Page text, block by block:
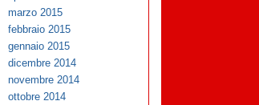
marzo 2015
febbraio 2015
gennaio 2015
dicembre 2014
novembre 2014
ottobre 2014